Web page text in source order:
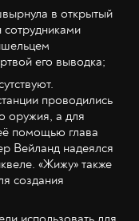
в открытый
его выводка;
проводились
оружия, а для
помощью глава
Вейланд надеялся
«Жижу» также
создания